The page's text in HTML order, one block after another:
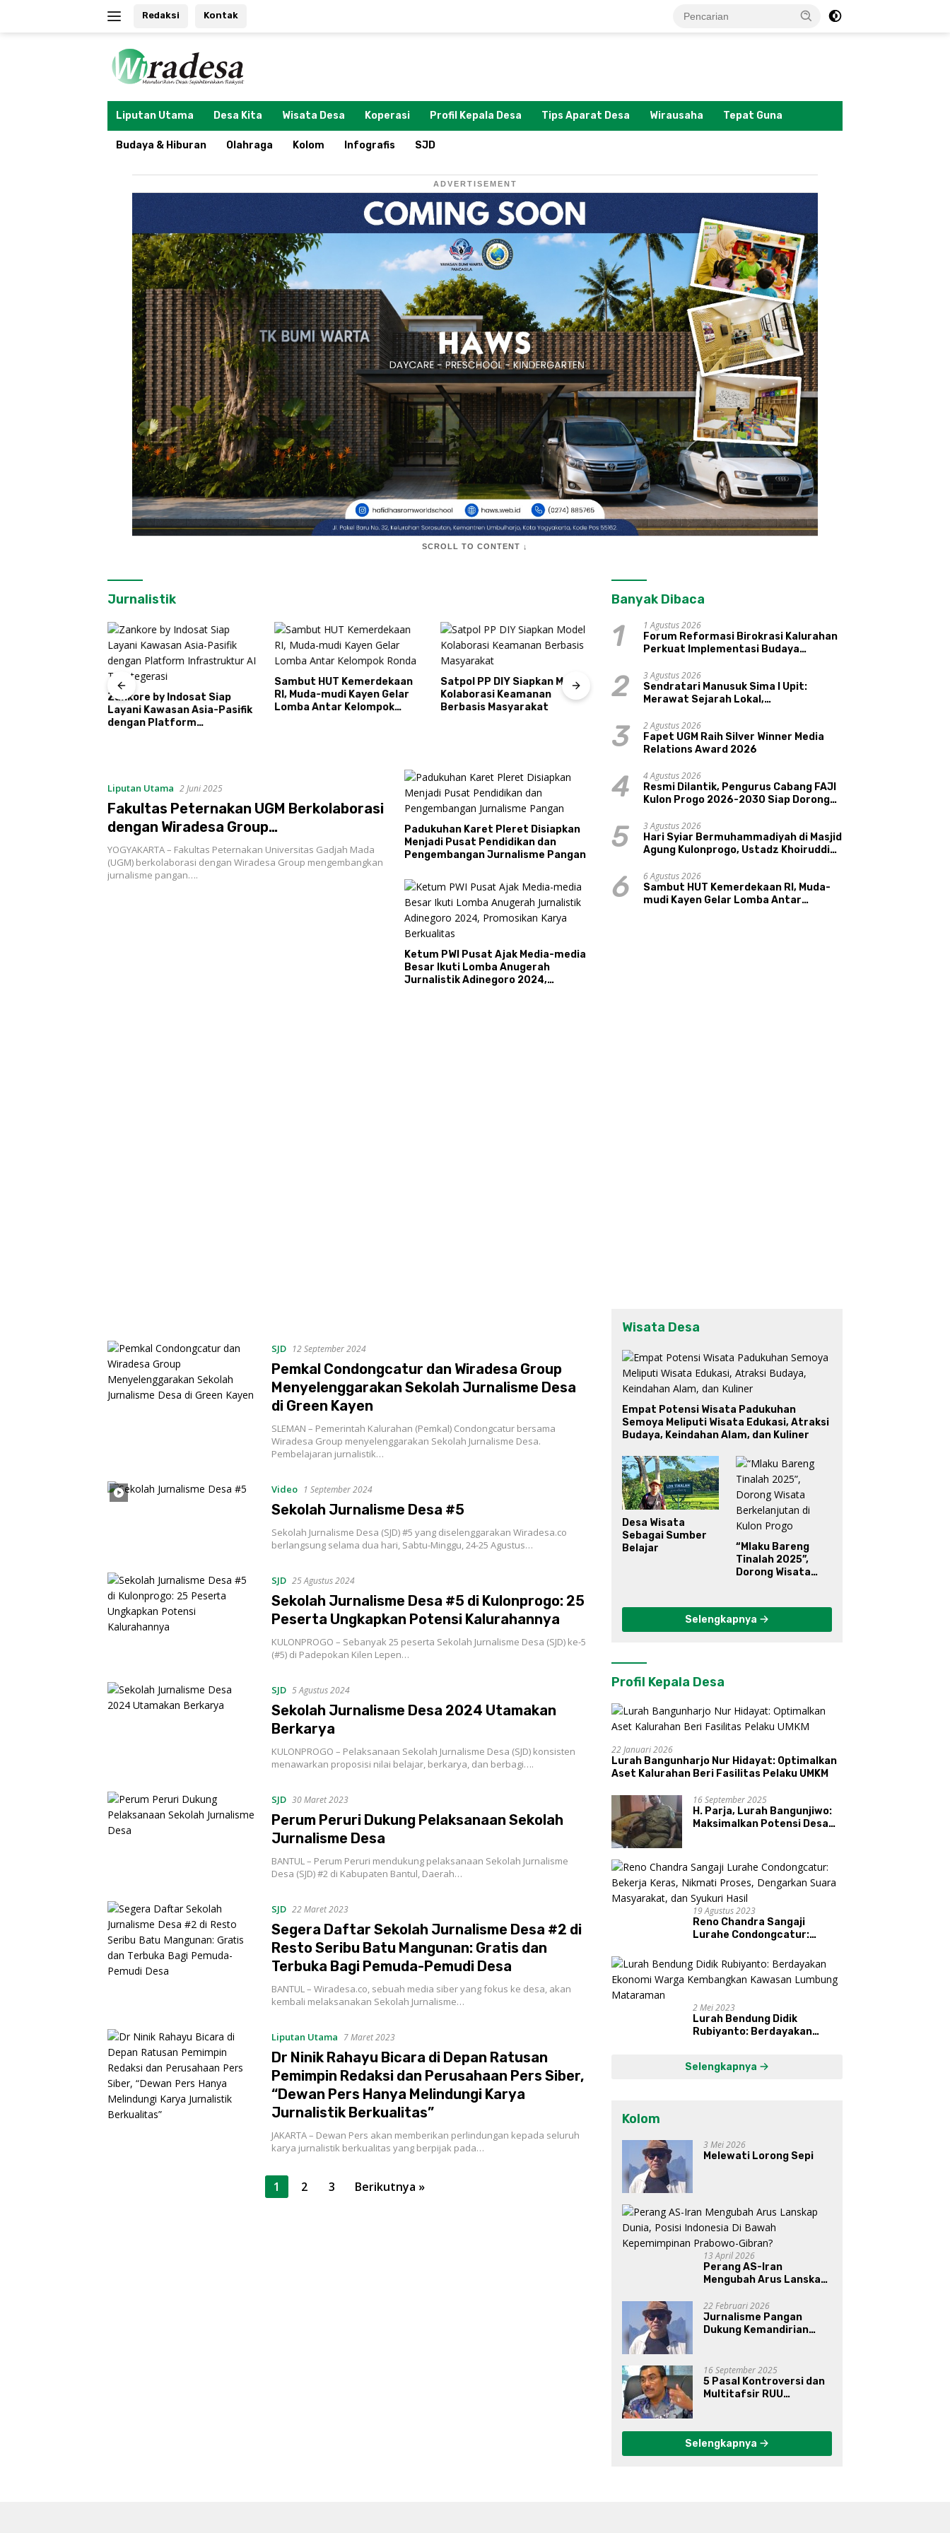
Redaksi Kontak
Liputan Utama Desa Kita Wisata Desa Koperasi Profil Kepala Desa Tips Aparat Desa Wirausaha Tepat Guna
Budaya & Hiburan Olahraga Kolom Infografis SJD
ADVERTISEMENT
SCROLL TO CONTENT ↓
Jurnalistik
Zankore by Indosat Siap
Layani Kawasan Asia-Pasifik
dengan Platform
Sambut HUT Kemerdekaan
RI, Muda-mudi Kayen Gelar
Lomba Antar Kelompok
Satpol PP DIY Siapkan Model
Kolaborasi Keamanan
Berbasis Masyarakat
Semanis Madu
Condongcatur
Kalurahan Condongcatur
Liputan Utama 2 Juni 2025
Fakultas Peternakan UGM Berkolaborasi
dengan Wiradesa Group
Mengembangkan Jurnalisme Pangan
YOGYAKARTA – Fakultas Peternakan Universitas Gadjah Mada
(UGM) berkolaborasi dengan Wiradesa Group mengembangkan
jurnalisme pangan….
Padukuhan Karet Pleret Disiapkan
Menjadi Pusat Pendidikan dan
Pengembangan Jurnalisme Pangan
Ketum PWI Pusat Ajak Media-media
Besar Ikuti Lomba Anugerah
Jurnalistik Adinegoro 2024,
SJD 12 September 2024
Pemkal Condongcatur dan Wiradesa Group
Menyelenggarakan Sekolah Jurnalisme Desa
di Green Kayen
SLEMAN – Pemerintah Kalurahan (Pemkal) Condongcatur bersama
Wiradesa Group menyelenggarakan Sekolah Jurnalisme Desa.
Pembelajaran jurnalistik…
Video 1 September 2024
Sekolah Jurnalisme Desa #5
Sekolah Jurnalisme Desa (SJD) #5 yang diselenggarakan Wiradesa.co
berlangsung selama dua hari, Sabtu-Minggu, 24-25 Agustus…
SJD 25 Agustus 2024
Sekolah Jurnalisme Desa #5 di Kulonprogo: 25
Peserta Ungkapkan Potensi Kalurahannya
KULONPROGO – Sebanyak 25 peserta Sekolah Jurnalisme Desa (SJD) ke-5
(#5) di Padepokan Kilen Lepen…
SJD 5 Agustus 2024
Sekolah Jurnalisme Desa 2024 Utamakan
Berkarya
KULONPROGO – Pelaksanaan Sekolah Jurnalisme Desa (SJD) konsisten
menawarkan proposisi nilai belajar, berkarya, dan berbagi….
SJD 30 Maret 2023
Perum Peruri Dukung Pelaksanaan Sekolah
Jurnalisme Desa
BANTUL – Perum Peruri mendukung pelaksanaan Sekolah Jurnalisme
Desa (SJD) #2 di Kabupaten Bantul, Daerah…
SJD 22 Maret 2023
Segera Daftar Sekolah Jurnalisme Desa #2 di
Resto Seribu Batu Mangunan: Gratis dan
Terbuka Bagi Pemuda-Pemudi Desa
BANTUL – Wiradesa.co, sebuah media siber yang fokus ke desa, akan
kembali melaksanakan Sekolah Jurnalisme…
Liputan Utama 7 Maret 2023
Dr Ninik Rahayu Bicara di Depan Ratusan
Pemimpin Redaksi dan Perusahaan Pers Siber,
“Dewan Pers Hanya Melindungi Karya
Jurnalistik Berkualitas”
JAKARTA – Dewan Pers akan memberikan perlindungan kepada seluruh
karya jurnalistik berkualitas yang berpijak pada…
1 2 3 Berikutnya »
Banyak Dibaca
1
1 Agustus 2026
Forum Reformasi Birokrasi Kalurahan
Perkuat Implementasi Budaya
Kepamongan DIY
2
3 Agustus 2026
Sendratari Manusuk Sima I Upit:
Merawat Sejarah Lokal,
Pariwisata, dan Ekologi Klaten
3
2 Agustus 2026
Fapet UGM Raih Silver Winner Media
Relations Award 2026
4
4 Agustus 2026
Resmi Dilantik, Pengurus Cabang FAJI
Kulon Progo 2026-2030 Siap Dorong
Sungai Progo
5
3 Agustus 2026
Hari Syiar Bermuhammadiyah di Masjid
Agung Kulonprogo, Ustadz Khoiruddin
Sakinah Adalah Agama
6
6 Agustus 2026
Sambut HUT Kemerdekaan RI, Muda-
mudi Kayen Gelar Lomba Antar
Wisata Desa
Empat Potensi Wisata Padukuhan
Semoya Meliputi Wisata Edukasi, Atraksi
Budaya, Keindahan Alam, dan Kuliner
Desa Wisata
Sebagai Sumber
Belajar
“Mlaku Bareng
Tinalah 2025”,
Dorong Wisata
Selengkapnya
Profil Kepala Desa
22 Januari 2026
Lurah Bangunharjo Nur Hidayat: Optimalkan
Aset Kalurahan Beri Fasilitas Pelaku UMKM
16 September 2025
H. Parja, Lurah Bangunjiwo:
Maksimalkan Potensi Desa
19 Agustus 2023
Reno Chandra Sangaji
Lurahe Condongcatur:
Proses, Dengarkan Suara
Masyarakat, dan Syukuri
Hasil
2 Mei 2023
Lurah Bendung Didik
Rubiyanto: Berdayakan
Mataraman
Selengkapnya
Kolom
3 Mei 2026
Melewati Lorong Sepi
13 April 2026
Perang AS-Iran
Mengubah Arus Lanskap
Bawah Kepemimpinan
Prabowo-Gibran?
22 Februari 2026
Jurnalisme Pangan
Dukung Kemandirian
16 September 2025
5 Pasal Kontroversi dan
Multitafsir RUU
Selengkapnya